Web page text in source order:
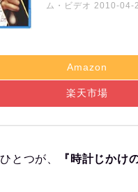
ム・ビデオ 2010-04-
Amazon
楽天市場
とつが、 『時計じかけ